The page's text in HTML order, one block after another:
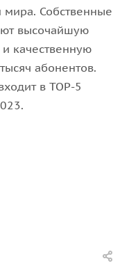
мира. Собственные
высочайшую
и качественную
абонентов.
в ТОР-5